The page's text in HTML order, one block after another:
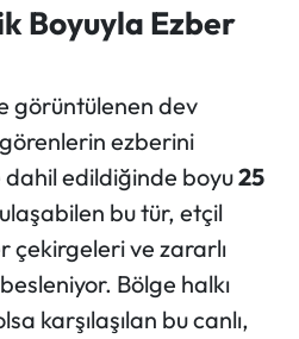
Boyuyla Ezber
görüntülenen dev
ezberini
edildiğinde boyu25
bu tür, etçil
çekirgeleri ve zararlı
Bölge halkı
karşılaşılan bu canlı,